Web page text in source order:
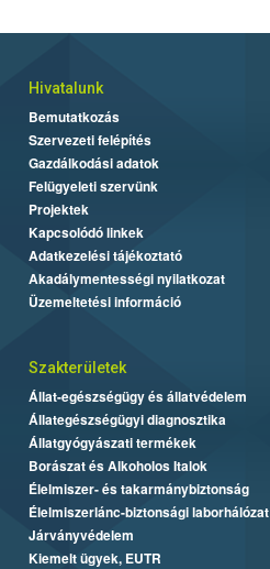
Hivatalunk
Bemutatkozás
Szervezeti felépítés
Gazdálkodási adatok
Felügyeleti szervünk
Projektek
Kapcsolódó linkek
Adatkezelési tájékoztató
Akadálymentességi nyilatkozat
Üzemeltetési információ
Szakterületek
Állat-egészségügy és állatvédelem
Állategészségügyi diagnosztika
Állatgyógyászati termékek
Borászat és Alkoholos Italok
Élelmiszer- és takarmánybiztonság
Élelmiszerlánc-biztonsági laborhálózat
Járványvédelem
Kiemelt ügyek, EUTR